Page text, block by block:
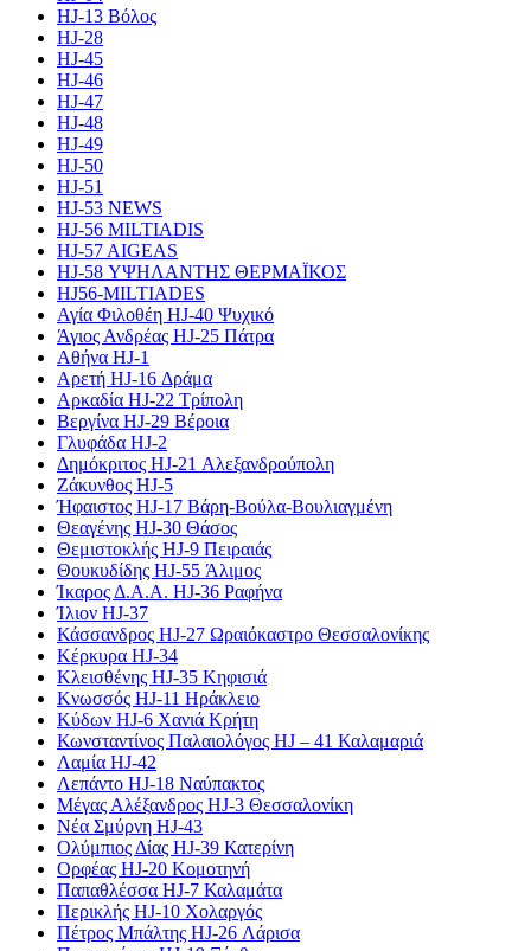
HJ-13 Βόλος
HJ-28
HJ-45
HJ-46
HJ-47
HJ-48
HJ-49
HJ-50
HJ-51
HJ-53 NEWS
HJ-56 MILTIADIS
HJ-57 AIGEAS
HJ-58 ΥΨΗΛΑΝΤΗΣ ΘΕΡΜΑΪΚΟΣ
HJ56-MILTIADES
Αγία Φιλοθέη HJ-40 Ψυχικό
Άγιος Ανδρέας HJ-25 Πάτρα
Αθήνα HJ-1
Αρετή HJ-16 Δράμα
Αρκαδία HJ-22 Τρίπολη
Βεργίνα HJ-29 Βέροια
Γλυφάδα HJ-2
Δημόκριτος HJ-21 Αλεξανδρούπολη
Ζάκυνθος HJ-5
Ήφαιστος HJ-17 Βάρη-Βούλα-Βουλιαγμένη
Θεαγένης HJ-30 Θάσος
Θεμιστοκλής HJ-9 Πειραιάς
Θουκυδίδης HJ-55 Άλιμος
Ίκαρος Δ.Α.Α. HJ-36 Ραφήνα
Ίλιον HJ-37
Κάσσανδρος HJ-27 Ωραιόκαστρο Θεσσαλονίκης
Κέρκυρα HJ-34
Κλεισθένης HJ-35 Κηφισιά
Κνωσσός HJ-11 Ηράκλειο
Κύδων HJ-6 Χανιά Κρήτη
Κωνσταντίνος Παλαιολόγος HJ – 41 Καλαμαριά
Λαμία HJ-42
Λεπάντο HJ-18 Ναύπακτος
Μέγας Αλέξανδρος HJ-3 Θεσσαλονίκη
Νέα Σμύρνη HJ-43
Ολύμπιος Δίας HJ-39 Κατερίνη
Ορφέας HJ-20 Κομοτηνή
Παπαθλέσσα HJ-7 Καλαμάτα
Περικλής HJ-10 Χολαργός
Πέτρος Μπάλτης HJ-26 Λάρισα